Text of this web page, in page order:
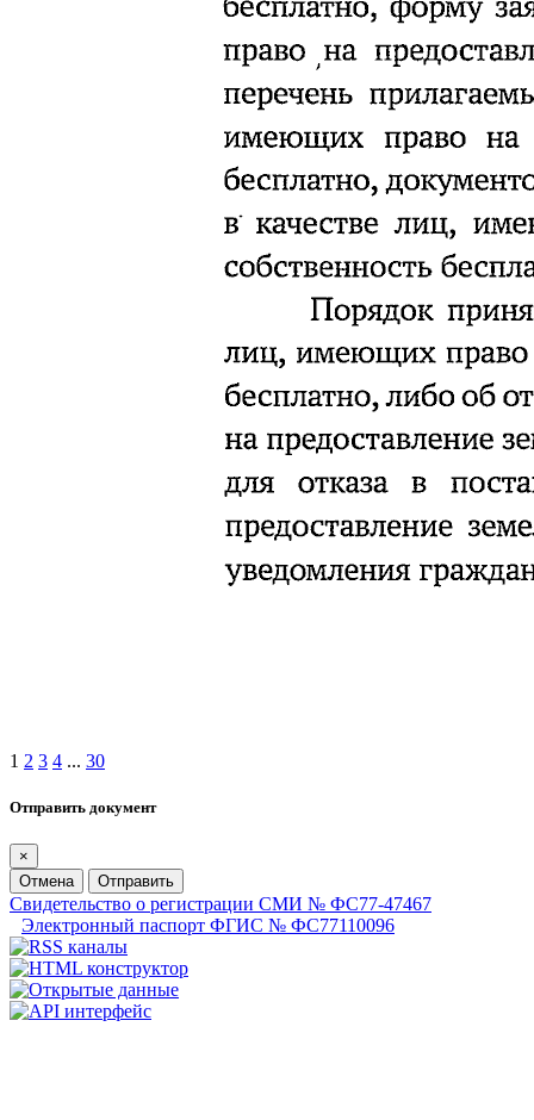
1 2 3 4 ... 30
Отправить документ
×
Отмена
Отправить
Свидетельство о регистрации СМИ № ФС77-47467
Электронный паспорт ФГИС № ФС77110096